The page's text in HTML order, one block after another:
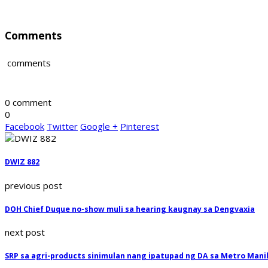
Comments
comments
0 comment
0
Facebook Twitter Google + Pinterest
DWIZ 882
previous post
DOH Chief Duque no-show muli sa hearing kaugnay sa Dengvaxia
next post
SRP sa agri-products sinimulan nang ipatupad ng DA sa Metro